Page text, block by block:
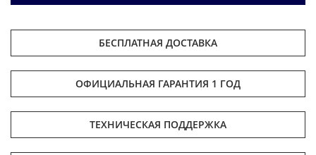
БЕСПЛАТНАЯ ДОСТАВКА
ОФИЦИАЛЬНАЯ ГАРАНТИЯ 1 ГОД
ТЕХНИЧЕСКАЯ ПОДДЕРЖКА